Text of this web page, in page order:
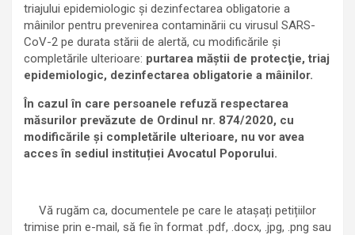
triajului epidemiologic şi dezinfectarea obligatorie a
mâinilor pentru prevenirea contaminării cu virusul SARS-
CoV-2 pe durata stării de alertă, cu modificările și
completările ulterioare: purtarea măștii de protecţie, triaj
epidemiologic, dezinfectarea obligatorie a mâinilor.
În cazul în care persoanele refuză respectarea
măsurilor prevăzute de Ordinul nr. 874/2020, cu
modificările și completările ulterioare, nu vor avea
acces în sediul instituției Avocatul Poporului.
Vă rugăm ca, documentele pe care le atașați petițiilor
trimise prin e-mail, să fie în format .pdf, .docx, .jpg, .png sau